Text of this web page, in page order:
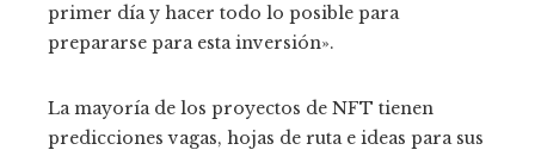
primer día y hacer todo lo posible para
prepararse para esta inversión».
La mayoría de los proyectos de NFT tienen
predicciones vagas, hojas de ruta e ideas para sus